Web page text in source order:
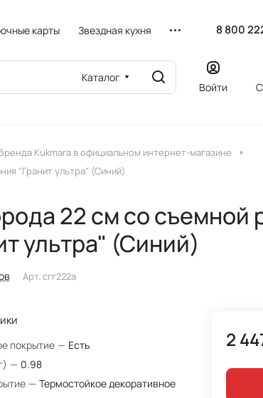
карты Звездная кухня 8 800
Каталог
Войти
Kukmara в официальном интернет-магазине
"Гранит ультра" (Синий)
22 см со съемной
ультра" (Синий)
Арт. сгг222а
покрытие — Есть
— 0.98
— Термостойкое декоративное
2